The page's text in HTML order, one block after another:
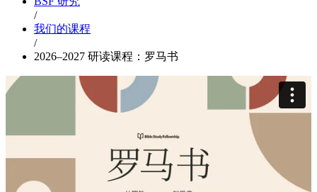
/
我们的课程
/
2026–2027 研读课程：罗马书